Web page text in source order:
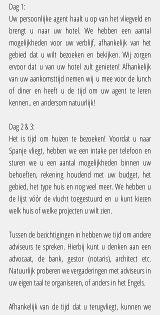
Dag 1:
Uw persoonlijke agent haalt u op van het vliegveld en
brengt u naar uw hotel. We hebben een aantal
mogelijkheden voor uw verblijf, afhankelijk van het
gebied dat u wilt bezoeken en bekijken. Wij zorgen
ervoor dat u van uw hotel zult genieten! Afhankelijk
van uw aankomsttijd nemen wij u mee voor de lunch
of diner en heeft u de tijd om uw agent te leren
kennen.. en andersom natuurlijk!
Dag 2 & 3:
Het is tijd om huizen te bezoeken! Voordat u naar
Spanje vliegt, hebben we een intake per telefoon en
sturen we u een aantal mogelijkheden binnen uw
behoeften, rekening houdend met uw budget, het
gebied, het type huis en nog veel meer. We hebben u
de lijst vóór de vlucht toegestuurd en u kunt kiezen
welk huis of welke projecten u wilt zien.
Tussen de bezichtigingen in hebben we tijd om andere
adviseurs te spreken. Hierbij kunt u denken aan een
advocaat, de bank, gestor (notaris), architect etc.
Natuurlijk proberen we vergaderingen met adviseurs in
uw eigen taal te organiseren, of anders in het Engels.
Afhankelijk van de tijd dat u terugvliegt, kunnen we